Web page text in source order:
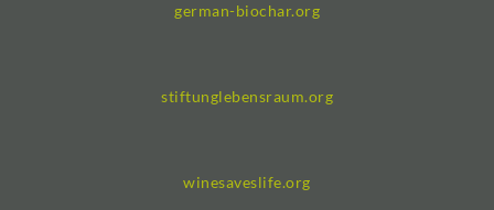
german-biochar.org
stiftunglebensraum.org
winesaveslife.org